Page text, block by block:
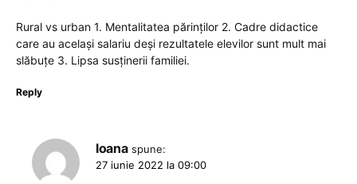
Rural vs urban 1. Mentalitatea părinților 2. Cadre didactice
care au același salariu deși rezultatele elevilor sunt mult mai
slăbuțe 3. Lipsa susținerii familiei.
Reply
Ioana spune:
27 iunie 2022 la 09:00